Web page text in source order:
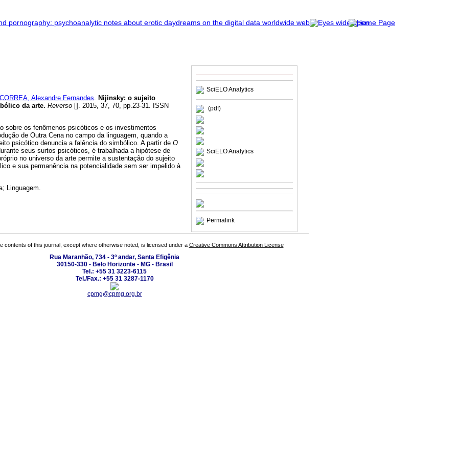
SciELO Analytics
(pdf)
SciELO Analytics
Permalink
CORREA, Alexandre Fernandes Nijinsky: o sujeito
da arte. Reverso []. 2015, 37, 70, pp.23-31. ISSN
sobre os fenômenos psicóticos e os investimentos
de Outra Cena no campo da linguagem, quando a
psicótico denuncia a falência do simbólico. A partir de O
seus surtos psicóticos, é trabalhada a hipótese de
no universo da arte permite a sustentação do sujeito
e sua permanência na potencialidade sem ser impelido à
Linguagem.
contents of this journal, except where otherwise noted, is licensed under a Creative Commons Attribution License
Rua Maranhão, 734 - 3º andar, Santa Efigênia
30150-330 - Belo Horizonte - MG - Brasil
Tel.: +55 31 3223-6115
Tel./Fax.: +55 31 3287-1170
cpmg@cpmg.org.br